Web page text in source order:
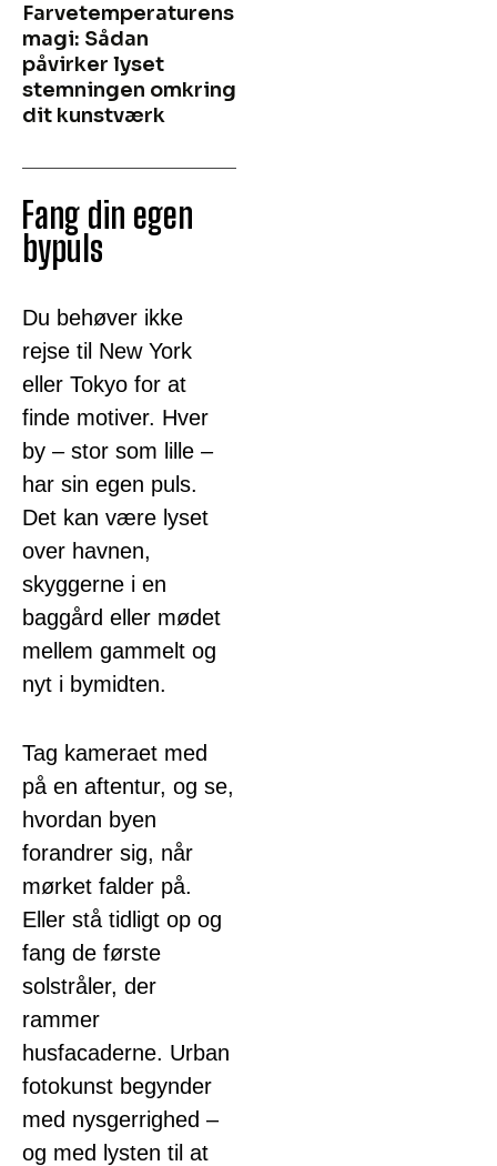
Farvetemperaturens
magi: Sådan
påvirker lyset
stemningen omkring
dit kunstværk
Fang din egen
bypuls
Du behøver ikke
rejse til New York
eller Tokyo for at
finde motiver. Hver
by – stor som lille –
har sin egen puls.
Det kan være lyset
over havnen,
skyggerne i en
baggård eller mødet
mellem gammelt og
nyt i bymidten.
Tag kameraet med
på en aftentur, og se,
hvordan byen
forandrer sig, når
mørket falder på.
Eller stå tidligt op og
fang de første
solstråler, der
rammer
husfacaderne. Urban
fotokunst begynder
med nysgerrighed –
og med lysten til at